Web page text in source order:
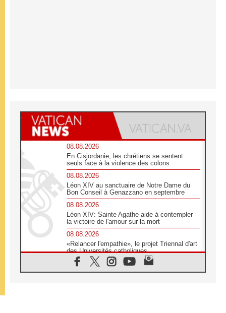
08.08.2026
En Cisjordanie, les chrétiens se sentent
seuls face à la violence des colons
08.08.2026
Léon XIV au sanctuaire de Notre Dame du
Bon Conseil à Genazzano en septembre
08.08.2026
Léon XIV: Sainte Agathe aide à contempler
la victoire de l'amour sur la mort
08.08.2026
«Relancer l'empathie», le projet Triennal d'art
des Universités catholiques
08.08.2026
Signis 2026, donner la parole aux religieuses